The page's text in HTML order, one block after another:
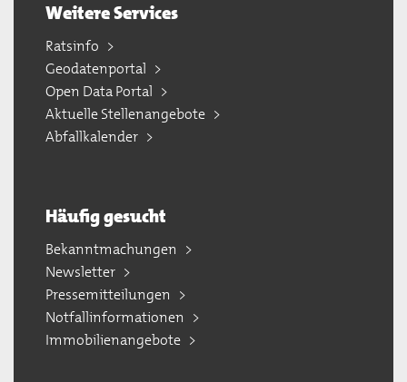
Weitere Services
Ratsinfo
Geodatenportal
Open Data Portal
Aktuelle Stellenangebote
Abfallkalender
Häufig gesucht
Bekanntmachungen
Newsletter
Pressemitteilungen
Notfallinformationen
Immobilienangebote